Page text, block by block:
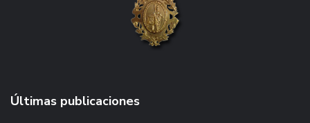
Últimas publicaciones